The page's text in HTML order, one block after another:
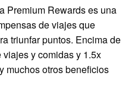
Premium Rewards es una
de viajes que
triunfar puntos. Encima de
y comidas y 1.5x
muchos otros beneficios